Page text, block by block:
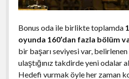
Bonus oda ile birlikte toplamda
oyunda 160’dan fazla bölüm
bir başarı seviyesi var,
ulaştığınız takdirde yeni odalar
Hedefi vurmak öyle her zaman